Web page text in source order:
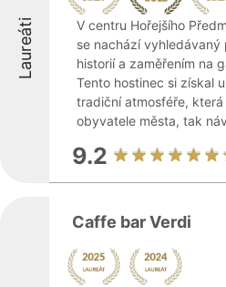
Laureáti
V centru Hořejšího
se nachází vyhledávaný
historií a zaměřením na
Tento hostinec si získal
tradiční atmosféře,
obyvatele města, tak
9.2
Caffe bar Verdi